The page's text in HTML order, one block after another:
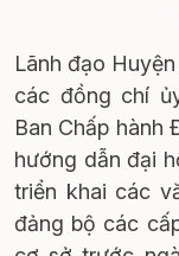
Lãnh đạo
các đồng chí
Ban Chấp hành
hướng dẫn đại
triển khai các
đảng bộ các